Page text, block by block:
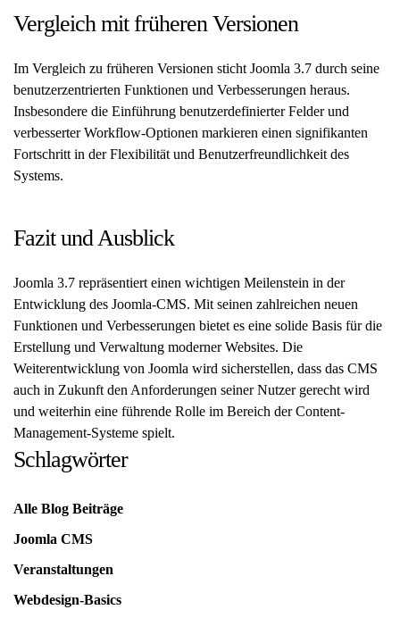
Vergleich mit früheren Versionen
Im Vergleich zu früheren Versionen sticht Joomla 3.7 durch seine
benutzerzentrierten Funktionen und Verbesserungen heraus.
Insbesondere die Einführung benutzerdefinierter Felder und
verbesserter Workflow-Optionen markieren einen signifikanten
Fortschritt in der Flexibilität und Benutzerfreundlichkeit des
Systems.
Fazit und Ausblick
Joomla 3.7 repräsentiert einen wichtigen Meilenstein in der
Entwicklung des Joomla-CMS. Mit seinen zahlreichen neuen
Funktionen und Verbesserungen bietet es eine solide Basis für die
Erstellung und Verwaltung moderner Websites. Die
Weiterentwicklung von Joomla wird sicherstellen, dass das CMS
auch in Zukunft den Anforderungen seiner Nutzer gerecht wird
und weiterhin eine führende Rolle im Bereich der Content-
Management-Systeme spielt.
Schlagwörter
Alle Blog Beiträge
Joomla CMS
Veranstaltungen
Webdesign-Basics